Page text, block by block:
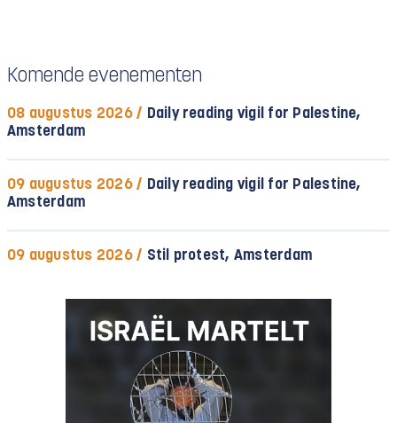
Komende evenementen
08 augustus 2026 / Daily reading vigil for Palestine,
Amsterdam
09 augustus 2026 / Daily reading vigil for Palestine,
Amsterdam
09 augustus 2026 / Stil protest, Amsterdam